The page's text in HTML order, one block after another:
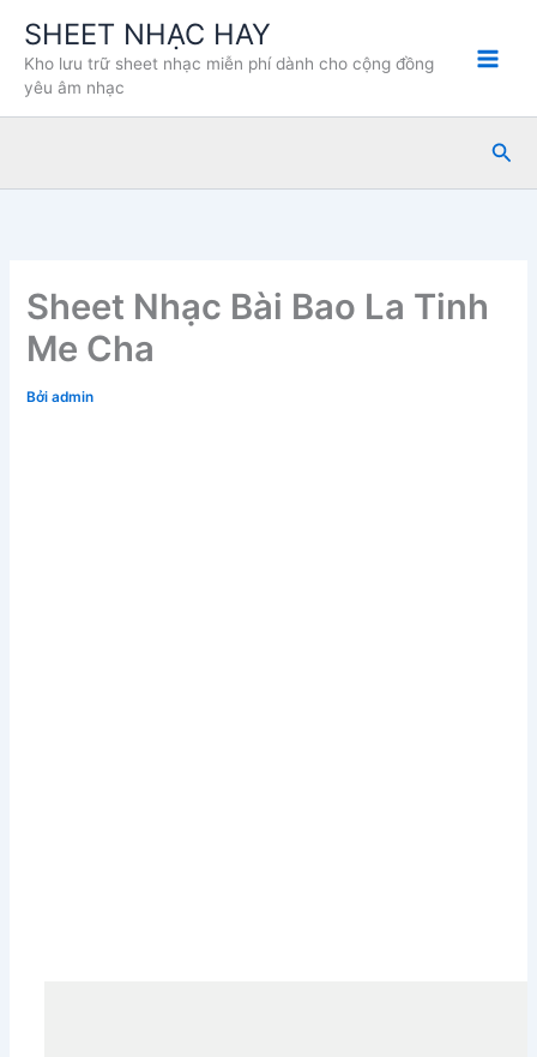
dung
SHEET NHẠC HAY
Kho lưu trữ sheet nhạc miễn phí dành cho cộng đồng
yêu âm nhạc
Tìm
Sheet Nhạc Bài Bao La Tinh
Me Cha
Bởiadmin